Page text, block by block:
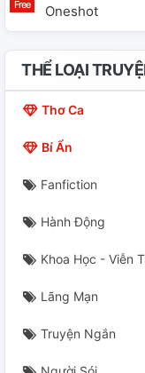
Oneshot
THỂ LOẠI
Thơ Ca
Bí Ẩn
Fanfiction
Hành Động
Khoa Học - Viễn
Lãng Mạn
Truyện Ngắn